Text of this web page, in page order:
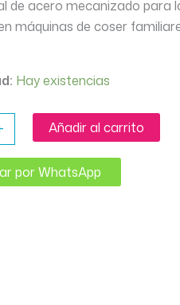
de acero mecanizado para
máquinas de coser
Hay existencias
Añadir al carrito
por WhatsApp